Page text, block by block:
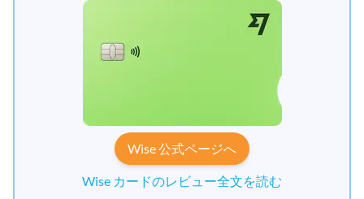
Wise 公式ページへ
Wise カードのレビュー全文を読む